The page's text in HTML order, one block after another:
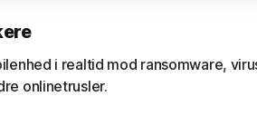
i realtid mod ransomware,
onlinetrusler.